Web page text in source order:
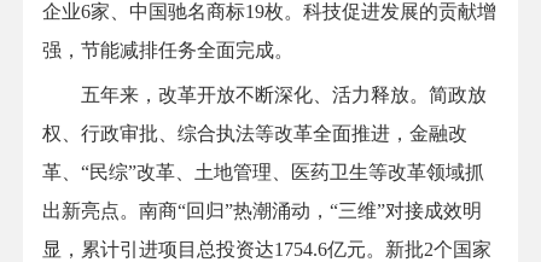
企业6家、中国驰名商标19枚。科技促进发展的贡献增
强，节能减排任务全面完成。
五年来，改革开放不断深化、活力释放。简政放
权、行政审批、综合执法等改革全面推进，金融改
革、“民综”改革、土地管理、医药卫生等改革领域抓
出新亮点。南商“回归”热潮涌动，“三维”对接成效明
显，累计引进项目总投资达1754.6亿元。新批2个国家